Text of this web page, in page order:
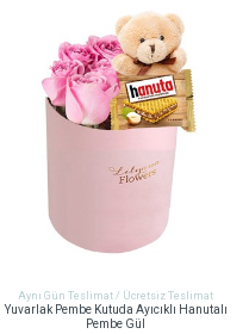
Aynı Gün Teslimat / Ücretsiz Teslimat
Yuvarlak Pembe Kutuda Ayıcıklı Hanutalı
Pembe Gül